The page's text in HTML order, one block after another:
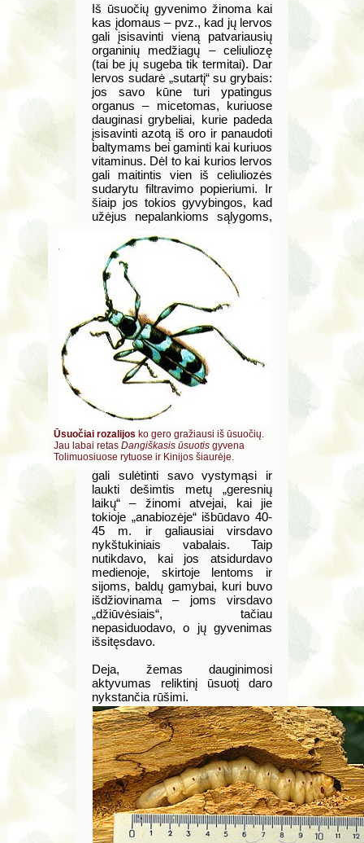
Iš ūsuočių gyvenimo žinoma kai
kas įdomaus – pvz., kad jų lervos
gali įsisavinti vieną patvariausių
organinių medžiagų – celiuliozę
(tai be jų sugeba tik termitai). Dar
lervos sudarė „sutartį“ su grybais:
jos savo kūne turi ypatingus
organus – micetomas, kuriuose
dauginasi grybeliai, kurie padeda
įsisavinti azotą iš oro ir panaudoti
baltymams bei gaminti kai kuriuos
vitaminus. Dėl to kai kurios lervos
gali maitintis vien iš celiuliozės
sudarytu filtravimo popieriumi. Ir
šiaip jos tokios gyvybingos, kad
užėjus nepalankioms
Ūsuočiai rozalijos ko gero gražiausi iš ūsuočių.
Jau labai retas Dangiškasis ūsuotis gyvena
Tolimuosiuose rytuose ir Kinijos šiaurėje.
sąlygoms,
gali sulėtinti savo vystymąsi ir
laukti dešimtis metų „geresnių
laikų“ – žinomi atvejai, kai jie
tokioje „anabiozėje“ išbūdavo 40-
45 m. ir galiausiai virsdavo
nykštukiniais vabalais. Taip
nutikdavo, kai jos atsidurdavo
medienoje, skirtoje lentoms ir
sijoms, baldų gamybai, kuri buvo
išdžiovinama – joms virsdavo
„džiūvėsiais“, tačiau
nepasiduodavo, o jų gyvenimas
išsitęsdavo.
Deja, žemas dauginimosi
aktyvumas reliktinį ūsuotį daro
nykstančia rūšimi.